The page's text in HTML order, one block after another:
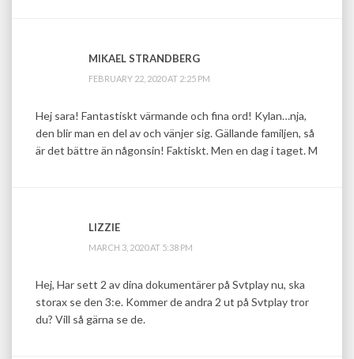
MIKAEL STRANDBERG
FEBRUARY 22, 2020 AT 2:25 PM
Hej sara! Fantastiskt värmande och fina ord! Kylan…nja,
den blir man en del av och vänjer sig. Gällande familjen, så
är det bättre än någonsin! Faktiskt. Men en dag i taget. M
LIZZIE
MARCH 3, 2020 AT 5:38 PM
Hej, Har sett 2 av dina dokumentärer på Svtplay nu, ska
storax se den 3:e. Kommer de andra 2 ut på Svtplay tror
du? Vill så gärna se de.